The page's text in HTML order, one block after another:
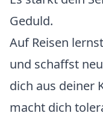
Geduld.
Auf Reisen
und schaffst
dich aus deiner
macht dich